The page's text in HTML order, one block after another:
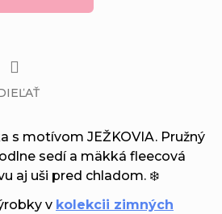
s motívom JEŽKOVIA. Pružný
sedí a mäkká fleecová
aj uši pred chladom. ❄️
v kolekcii zimných